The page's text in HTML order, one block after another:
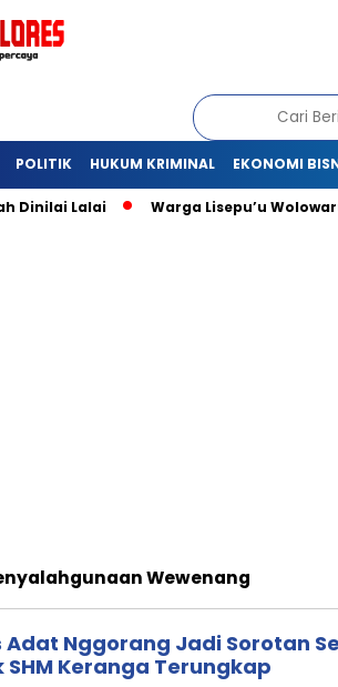
POLITIK HUKUM KRIMINAL EKONOMI
Lalai Warga Lisepu’u
Wewenang
Adat Nggorang Jadi Sorotan
SHM Keranga Terungkap